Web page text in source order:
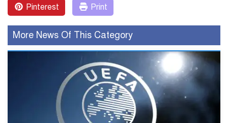
Pinterest Print
More News Of This Category